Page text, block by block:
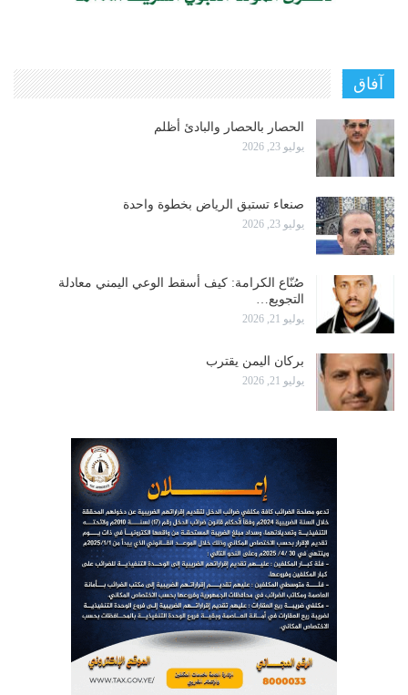
آفاق
الحصار بالحصار والبادئ أظلم
يوليو 23, 2026
صنعاء تستبق الرياض بخطوة واحدة
يوليو 23, 2026
صُنّاع الكرامة: كيف أسقط الوعي اليمني معادلة
التجويع…
يوليو 21, 2026
بركان اليمن يقترب
يوليو 21, 2026